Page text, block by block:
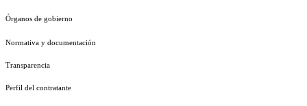
Órganos de gobierno
Normativa y documentación
Transparencia
Perfil del contratante